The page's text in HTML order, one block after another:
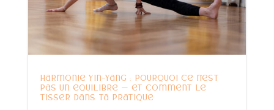
Harmonie Yin-Yang : pourquoi ce n’est
pas un équilibre — et comment le
tisser dans ta pratique